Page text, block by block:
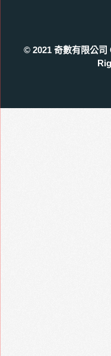
© 2021 奇數有限公司